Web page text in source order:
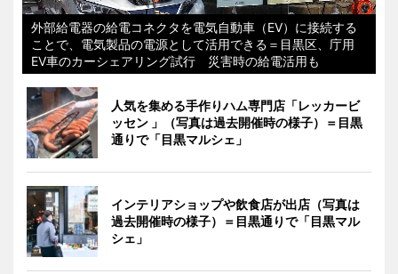
外部給電器の給電コネクタを電気自動車（EV）に接続する
ことで、電気製品の電源として活用できる＝目黒区、庁用
EV車のカーシェアリング試行 災害時の給電活用も
人気を集める手作りハム専門店「レッカービ
ッセン 」（写真は過去開催時の様子）＝目黒
通りで「目黒マルシェ」
インテリアショップや飲食店が出店（写真は
過去開催時の様子）＝目黒通りで「目黒マル
シェ」